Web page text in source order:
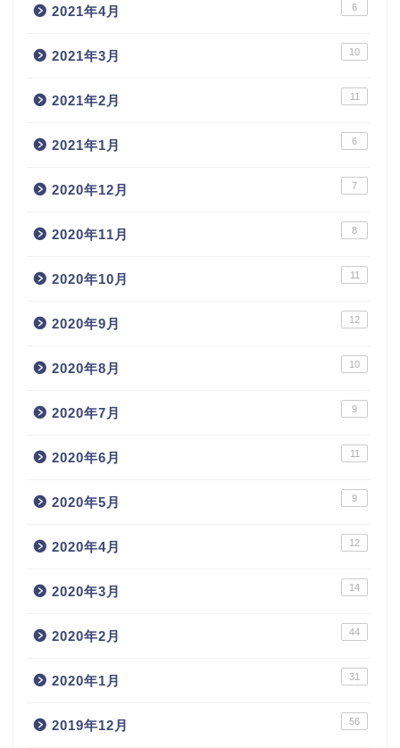
2021年4月 6
2021年3月 10
2021年2月 11
2021年1月 6
2020年12月 7
2020年11月 8
2020年10月 11
2020年9月 12
2020年8月 10
2020年7月 9
2020年6月 11
2020年5月 9
2020年4月 12
2020年3月 14
2020年2月 44
2020年1月 31
2019年12月 56